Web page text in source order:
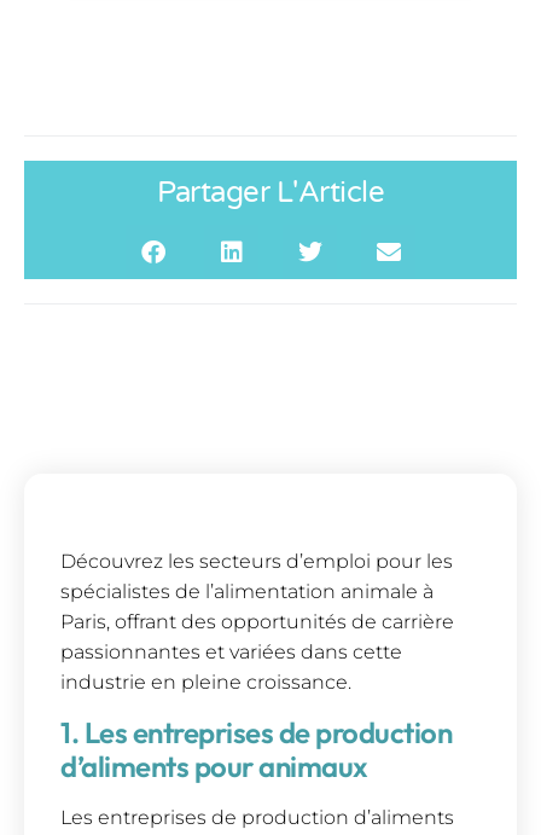
Partager L'Article
Découvrez les secteurs d’emploi pour les
spécialistes de l’alimentation animale à
Paris, offrant des opportunités de carrière
passionnantes et variées dans cette
industrie en pleine croissance.
1. Les entreprises de production
d’aliments pour animaux
Les entreprises de production d’aliments